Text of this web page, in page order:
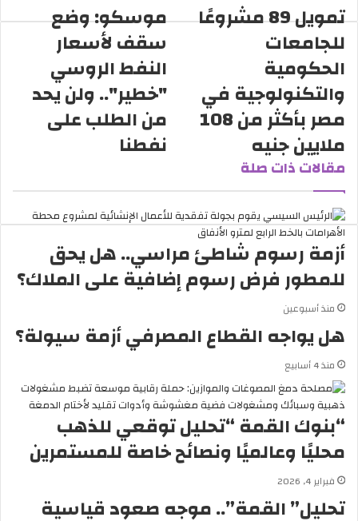
ر س
ت
ق
ا
م
تمويل 89 مشروعًا
للجامعات
الحكومية
والتكنولوجية في
مصر بأكثر من 108
ملايين جنيه
موسكو: وضع
سقف لأسعار
النفط الروسي
"خطير".. ولن يحد
من الطلب على
نفطنا
مقالات ذات صلة
أزمة رسوم شاطئ مراسي.. هل يحق
للمطور فرض رسوم إضافية على الملاك؟
منذ أسبوعين
هل يواجه القطاع المصرفي أزمة سيولة؟
منذ 4 أسابيع
“بنوك القمة “تحليل توقعي للذهب
محليًا وعالميًا ونصائح خاصة للمستمرين
فبراير 4, 2026
تحليل” القمة”.. موجه صعود قياسية